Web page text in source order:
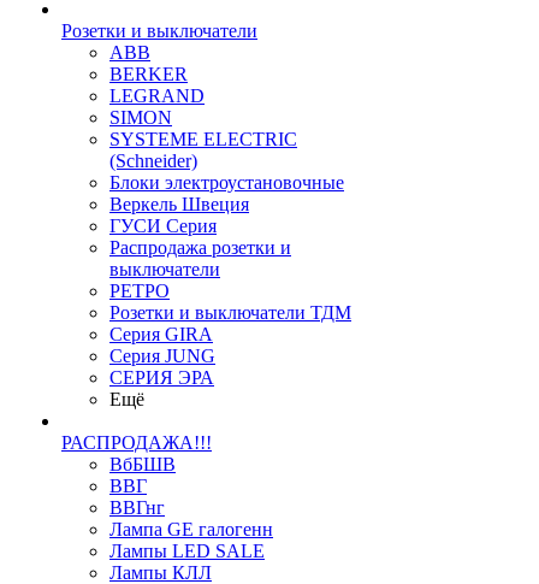
Розетки и выключатели
ABB
BERKER
LEGRAND
SIMON
SYSTEME ELECTRIC
(Schneider)
Блоки электроустановочные
Веркель Швеция
ГУСИ Серия
Распродажа розетки и
выключатели
РЕТРО
Розетки и выключатели ТДМ
Серия GIRA
Серия JUNG
СЕРИЯ ЭРА
Ещё
РАСПРОДАЖА!!!
ВбБШВ
ВВГ
ВВГнг
Лампа GE галогенн
Лампы LED SALE
Лампы КЛЛ